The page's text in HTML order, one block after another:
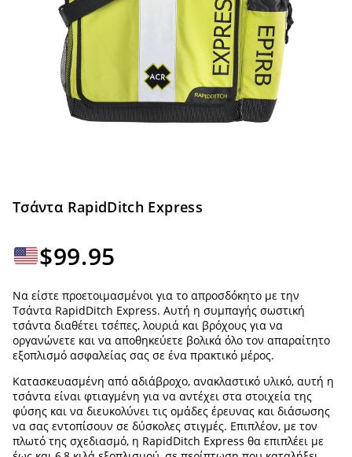
Τσάντα RapidDitch Express
$99.95
Να είστε προετοιμασμένοι για το απροσδόκητο με την
Τσάντα RapidDitch Express. Αυτή η συμπαγής σωστική
τσάντα διαθέτει τσέπες, λουριά και βρόχους για να
οργανώνετε και να αποθηκεύετε βολικά όλο τον απαραίτητο
εξοπλισμό ασφαλείας σας σε ένα πρακτικό μέρος.
Κατασκευασμένη από αδιάβροχο, ανακλαστικό υλικό, αυτή η
τσάντα είναι φτιαγμένη για να αντέχει στα στοιχεία της
φύσης και να διευκολύνει τις ομάδες έρευνας και διάσωσης
να σας εντοπίσουν σε δύσκολες στιγμές. Επιπλέον, με τον
πλωτό της σχεδιασμό, η RapidDitch Express θα επιπλέει με